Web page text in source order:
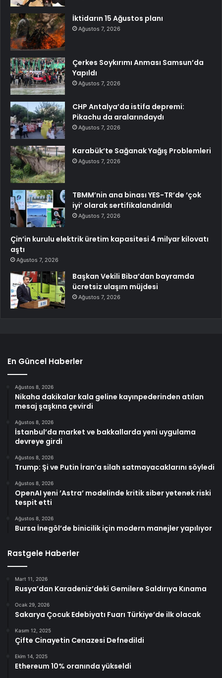
İktidarın 15 Ağustos planı
Ağustos 7, 2026
Çerkes Soykırımı Anması Samsun’da
Yapıldı
Ağustos 7, 2026
CHP Antalya’da istifa depremi:
Pikachu da aralarındaydı
Ağustos 7, 2026
Karabük’te Sağanak Yağış Problemleri
Ağustos 7, 2026
TBMM’nin ana binası YES-TR’de ‘çok
iyi’ olarak sertifikalandırıldı
Ağustos 7, 2026
Çin’in kurulu elektrik üretim kapasitesi 4 milyar kilovatı
aştı
Ağustos 7, 2026
Başkan Vekili Biba’dan bayramda
ücretsiz ulaşım müjdesi
Ağustos 7, 2026
En Güncel Haberler
Ağustos 8, 2026
Nikaha dakikalar kala geline kayınpederinden atılan
mesaj şaşkına çevirdi
Ağustos 8, 2026
İstanbul’da market ve bakkallarda yeni uygulama
devreye girdi
Ağustos 8, 2026
Trump: Şi ve Putin İran’a silah satmayacaklarını söyledi
Ağustos 8, 2026
OpenAI yeni ’Astra’ modelinde kritik siber yetenek riski
tespit etti
Ağustos 8, 2026
Bursa İnegöl’de binicilik için modern manejler yapılıyor
Rastgele Haberler
Mart 11, 2026
Rusya’dan Karadeniz’deki Gemilere Saldırıya Kınama
Ocak 29, 2026
Sakarya Çocuk Edebiyatı Fuarı Türkiye’de ilk olacak
Kasım 12, 2025
Çifte Cinayetin Cenazesi Defnedildi
Ekim 14, 2025
Ethereum 10% oranında yükseldi